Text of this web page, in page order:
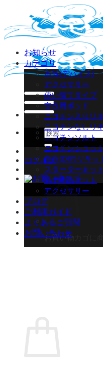
content
検
索
対
象:
ログイン
お買い物カゴに
お買い物カゴに商品
お知らせ
カテゴリ
本体(デバイス)
アクセサリー
使い捨てタイプ
交換用ポッド
ニコチン入りリ
ニコチンなしリ
ニコチンソルト
ニコチンショット
自作(DIY)リキッ
スターターキット
おすすめセット
アクセサリー
ブログ
ご利用ガイド
よくあるご質問
お問い合わせ